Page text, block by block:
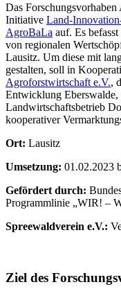
Das
Initiative Land-
AgroBaLa auf. Es
von regionalen
Lausitz. Um diese mit
gestalten, soll in
Agroforstwirtschaft e.V.,
Entwicklung Eberswalde,
Landwirtschaftsbetrieb
kooperativer
Ort: Lausitz
Umsetzung: 01.02.2023
Gefördert durch:
Programmlinie „WIR! –
Spreewaldverein e.V.:
Ziel des